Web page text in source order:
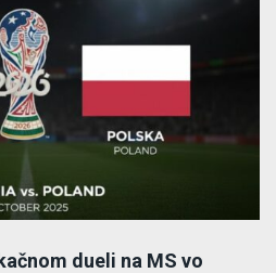
dueli na MS vo